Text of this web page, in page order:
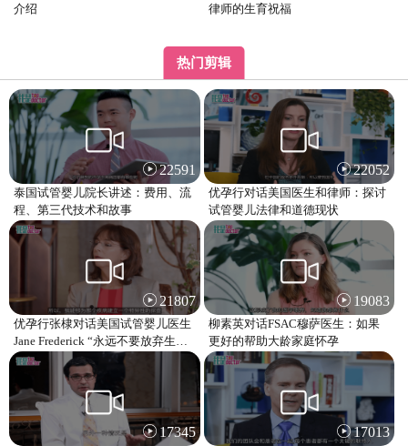
介绍
律师的生育祝福
热门剪辑
22591
泰国试管婴儿院长讲述：费用、流
程、第三代技术和故事
22052
优孕行对话美国医生和律师：探讨
试管婴儿法律和道德现状
21807
优孕行张棣对话美国试管婴儿医生
Jane Frederick “永远不要放弃生育
的希望”
19083
柳素英对话FSAC穆萨医生：如果
更好的帮助大龄家庭怀孕
17345 17013